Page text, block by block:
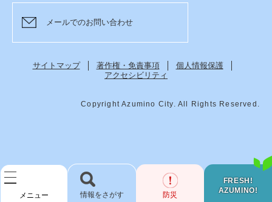
メニュー
FRESH!
AZUMINO!
検
防災
メールでのお問い合わせ
サイトマップ 著作権・免責事項
個人情報保護
アクセシビリティ
Copyright Azumino City. All Rights Reserved.